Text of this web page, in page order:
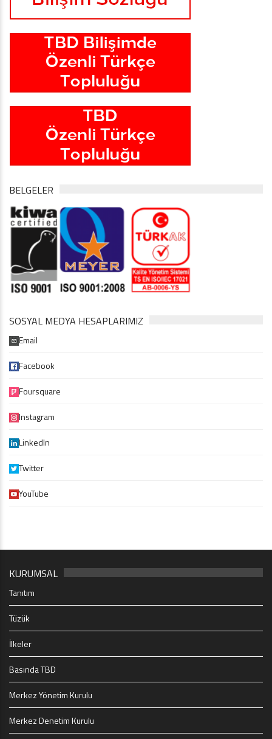
BELGELER
SOSYAL MEDYA HESAPLARIMIZ
Email
Facebook
Foursquare
Instagram
LinkedIn
Twitter
YouTube
KURUMSAL
Tanıtım
Tüzük
İlkeler
Basında TBD
Merkez Yönetim Kurulu
Merkez Denetim Kurulu